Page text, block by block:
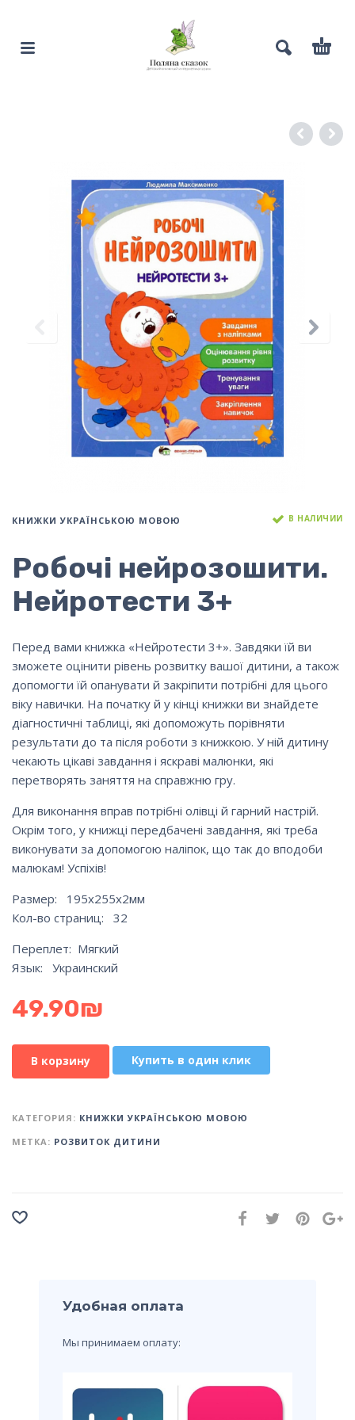
КНИЖКИ УКРАЇНСЬКОЮ МОВОЮ В НАЛИЧИИ
Робочі нейрозошити.
Нейротести 3+
Перед вами книжка «Нейротести 3+». Завдяки їй ви
зможете оцінити рівень розвитку вашої дитини, а також
допомогти їй опанувати й закріпити потрібні для цього
віку навички. На початку й у кінці книжки ви знайдете
діагностичні таблиці, які допоможуть порівняти
результати до та після роботи з книжкою. У ній дитину
чекають цікаві завдання і яскраві малюнки, які
перетворять заняття на справжню гру.
Для виконання вправ потрібні олівці й гарний настрій.
Окрім того, у книжці передбачені завдання, які треба
виконувати за допомогою наліпок, що так до вподоби
малюкам! Успіхів!
Размер: 195x255x2мм
Кол-во страниц: 32
Переплет: Мягкий
Язык: Украинский
49.90₪
В корзину Купить в один клик
КАТЕГОРИЯ: КНИЖКИ УКРАЇНСЬКОЮ МОВОЮ
МЕТКА: РОЗВИТОК ДИТИНИ
Удобная оплата
Мы принимаем оплату: